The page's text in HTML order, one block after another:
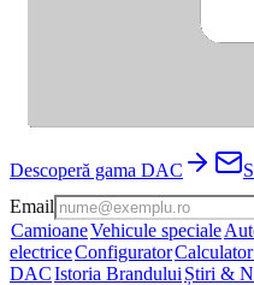
Descoperă gama DAC
Email
CamioaneVehicule speciale
electriceConfigurator
DACIstoria Brandului Știri &